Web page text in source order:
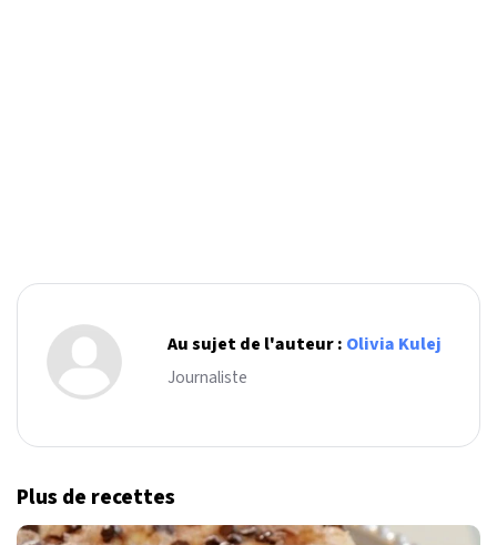
Au sujet de l'auteur : Olivia Kulej
Journaliste
Plus de recettes